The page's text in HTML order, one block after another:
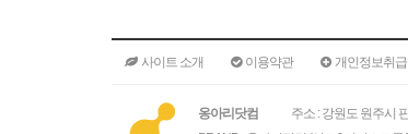
사이트 소개 이용약관 개인정보취
옹아리닷컴 주소 : 강원도 원주시